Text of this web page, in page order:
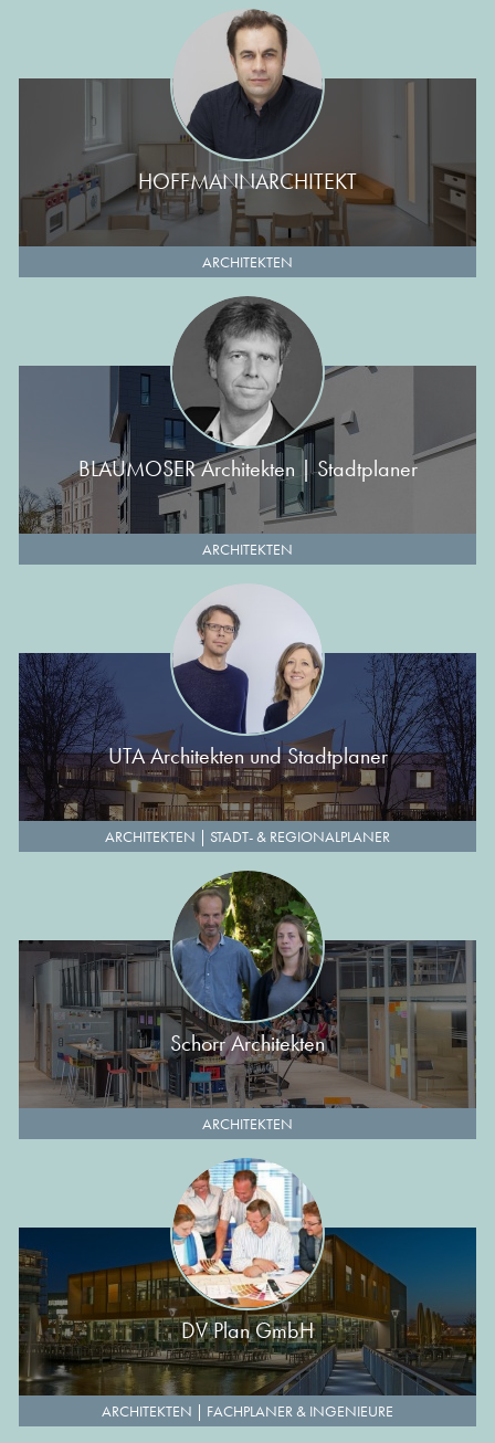
HOFFMANNARCHITEKT
ARCHITEKTEN
BLAUMOSER Architekten | Stadtplaner
ARCHITEKTEN
UTA Architekten und Stadtplaner
ARCHITEKTEN | STADT- & REGIONALPLANER
Schorr Architekten
ARCHITEKTEN
DV Plan GmbH
ARCHITEKTEN | FACHPLANER & INGENIEURE